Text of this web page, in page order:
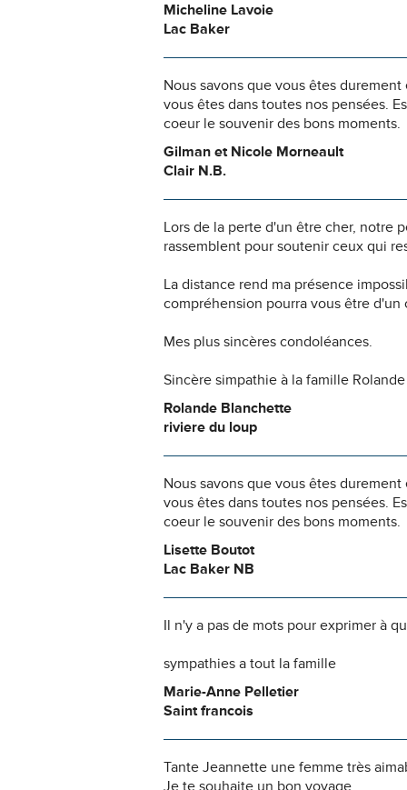
Micheline Lavoie
Lac Baker
Nous savons que vous êtes
vous êtes dans toutes nos pensées.
coeur le souvenir des bons moments.
Gilman et Nicole Morneault
Clair N.B.
Lors de la perte d'un être cher, notre
rassemblent pour soutenir ceux qui
La distance rend ma présence
compréhension pourra vous être d'un
Mes plus sincères condoléances.
Sincère simpathie à la famille
Rolande Blanchette
riviere du loup
Nous savons que vous êtes
vous êtes dans toutes nos pensées.
coeur le souvenir des bons moments.
Lisette Boutot
Lac Baker NB
Il n'y a pas de mots pour exprimer à
sympathies a tout la famille
Marie-Anne Pelletier
Saint francois
Tante Jeannette une femme très
Je te souhaite un bon voyage